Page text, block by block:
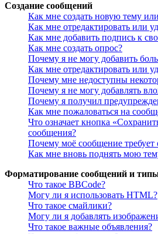
Создание сообщений
Как мне создать новую тему
Как мне отредактировать или
Как мне добавить подпись к
Как мне создать опрос?
Почему я не могу добавить
Как мне отредактировать или
Почему мне недоступны
Почему я не могу добавлять
Почему я получил
Как мне пожаловаться на
Что означает кнопка
сообщения?
Почему моё сообщение требует
Как мне вновь поднять мою
Форматирование сообщений и
Что такое BBCode?
Могу ли я использовать HTML?
Что такое смайлики?
Могу ли я добавлять
Что такое важные объявления?